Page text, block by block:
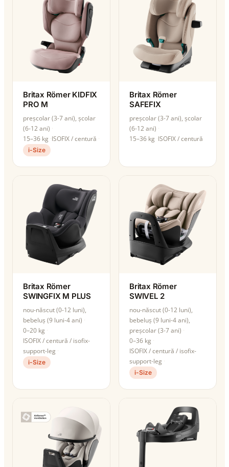
Britax Römer KIDFIX
PRO M
preșcolar (3-7 ani), școlar
(6-12 ani)
15–36 kg ISOFIX / centură
i-Size
Britax Römer
SAFEFIX
preșcolar (3-7 ani), școlar
(6-12 ani)
15–36 kg ISOFIX / centură
Britax Römer
SWINGFIX M PLUS
nou-născut (0-12 luni),
bebeluș (9 luni-4 ani)
0–20 kg
ISOFIX / centură / isofix-
support-leg
i-Size
Britax Römer
SWIVEL 2
nou-născut (0-12 luni),
bebeluș (9 luni-4 ani),
preșcolar (3-7 ani)
0–36 kg
ISOFIX / centură / isofix-
support-leg
i-Size